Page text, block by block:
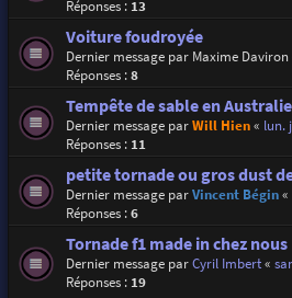
Réponses : 13
Voiture foudroyée
Dernier message par Maxime Daviron
Réponses :8
Tempête de sable en
Dernier message parWill Hien« lun.
Réponses : 11
petite tornade ou gros dust
Dernier message parVincent Bégin«
Réponses :6
Tornade f1 made in chez nous
Dernier message parCyril Imbert«
Réponses : 19